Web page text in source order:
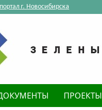
г. Новосибирска
ПРОЕКТЫ